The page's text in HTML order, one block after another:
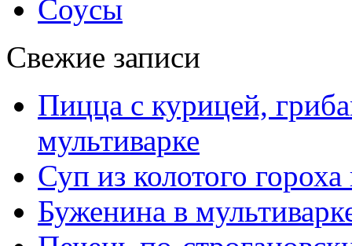
Соусы
Свежие записи
Пицца с курицей,
мультиварке
Суп из колотого
Буженина в